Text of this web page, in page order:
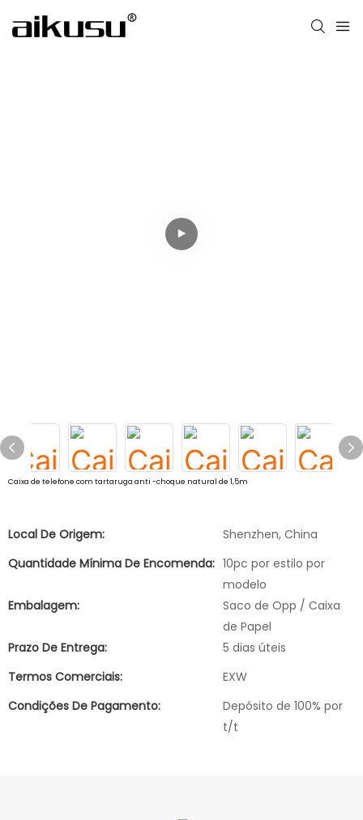
Caixa de telefone com tartaruga anti -choque natural de 1,5m
Local De Origem:
Shenzhen, China
Quantidade Mínima De Encomenda: 10pc por estilo por
modelo
Embalagem:
Saco de Opp / Caixa
de Papel
Prazo De Entrega:
5 dias úteis
Termos Comerciais:
EXW
Condições De Pagamento:
Depósito de 100% por
t/t